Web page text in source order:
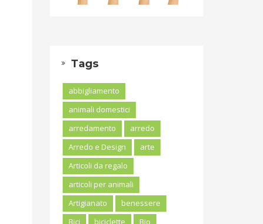
Tags
abbigliamento
animali domestici
arredamento
arredo
Arredo e Design
arte
Articoli da regalo
articoli per animali
Artigianato
benessere
Bici
biciclette
Bio